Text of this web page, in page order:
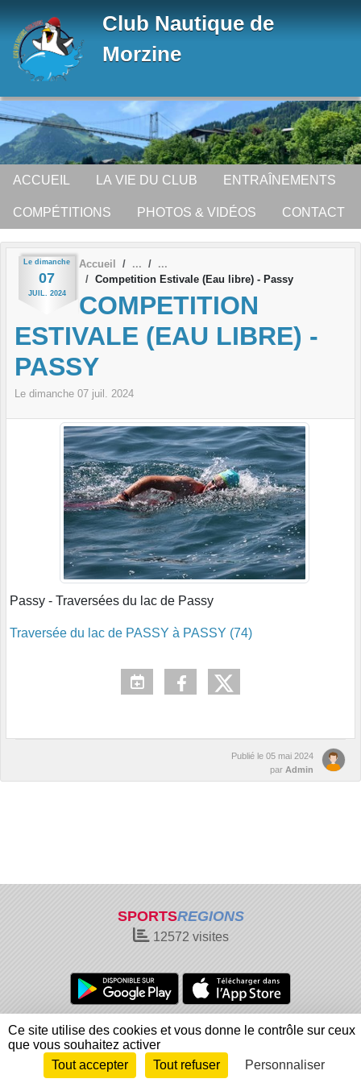
Club Nautique de
Morzine
ACCUEIL LA VIE DU CLUB ENTRAÎNEMENTS
COMPÉTITIONS PHOTOS & VIDÉOS CONTACT
Le dimanche
07
JUIL. 2024
Accueil
Competition Estivale (Eau libre) - Passy
COMPETITION
ESTIVALE (EAU LIBRE) -
PASSY
Le dimanche 07 juil. 2024
Passy - Traversées du lac de Passy
Traversée du lac de PASSY à PASSY (74)
Publié le 05 mai 2024
par Admin
SPORTSREGIONS
12572 visites
Charte cookies
Gestion des cookies
Informations légales
Signaler un contenu inapproprié
Envie de participer ?
Connexion
Ce site utilise des cookies et vous donne le contrôle sur ceux
que vous souhaitez activer
Tout accepter
Tout refuser Personnaliser